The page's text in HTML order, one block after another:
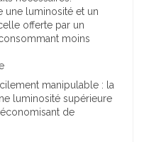
une luminosité et un
offerte par un
moins
manipulable : la
luminosité supérieure
de